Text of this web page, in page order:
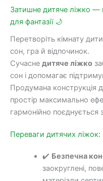
Затишне дитяче ліжко —
для фантазії 🌙
Перетворіть кімнату
сон, гра й відпочинок.
Сучасне дитяче ліжко
сон і допомагає
Продумана конструкція
простір максимально
гармонійно поєднується
Переваги дитячих ліжок:
✔️ Безпечна
заокруглені,